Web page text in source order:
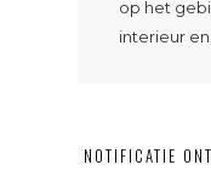
op het
interieur
NOTIFICATIE